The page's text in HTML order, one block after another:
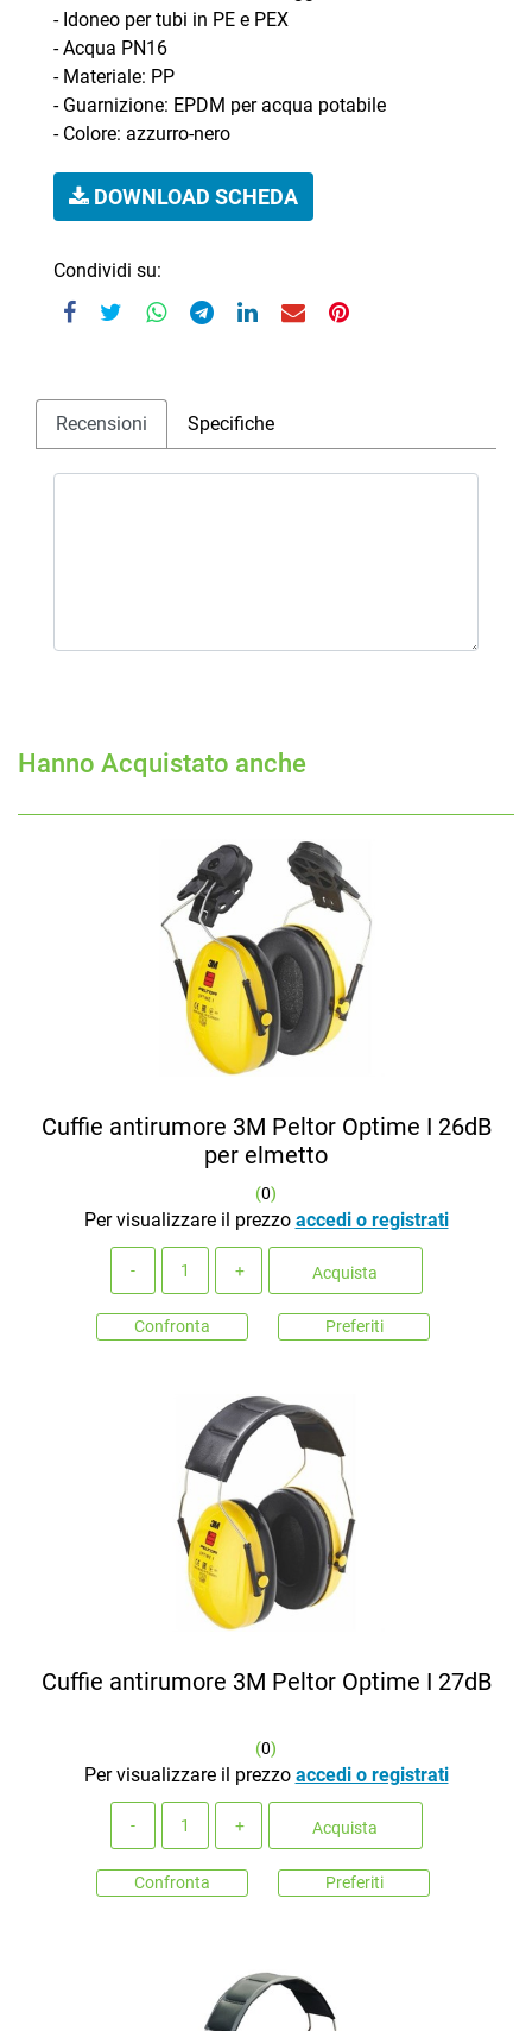
- Idoneo per tubi in PE e PEX
- Acqua PN16
- Materiale: PP
- Guarnizione: EPDM per acqua potabile
- Colore: azzurro-nero
DOWNLOAD SCHEDA
Condividi su:
Recensioni Specifiche
Hanno Acquistato anche
Cuffie antirumore 3M Peltor Optime I 26dB
per elmetto
(0)
Per visualizzare il prezzo accedi o registrati
Acquista
Confronta Preferiti
Cuffie antirumore 3M Peltor Optime I 27dB
(0)
Per visualizzare il prezzo accedi o registrati
Acquista
Confronta Preferiti